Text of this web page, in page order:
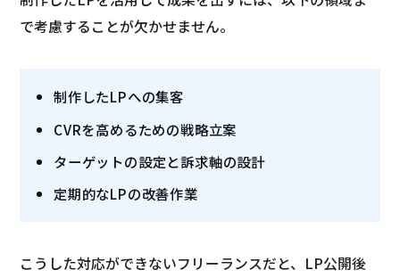
で考慮することが欠かせません。
制作したLPへの集客
CVRを高めるための戦略立案
ターゲットの設定と訴求軸の設計
定期的なLPの改善作業
こうした対応ができないフリーランスだと、LP公開後